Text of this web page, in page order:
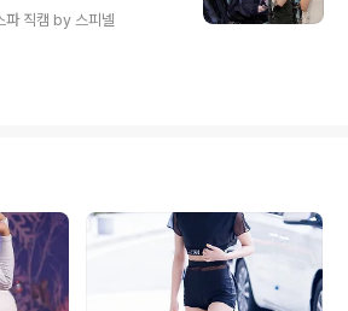
직캠 by 스피넬